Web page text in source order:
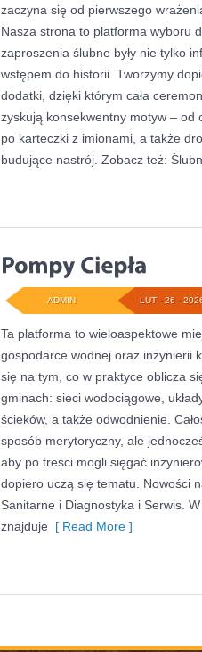
zaczyna się od pierwszego
Nasza strona to platforma wyboru
zaproszenia ślubne były nie tylko
wstępem do historii. Tworzymy
dodatki, dzięki którym cała
zyskują konsekwentny motyw – od
po karteczki z imionami, a także
budujące nastrój. Zobacz też:
LUT - 26 -
ADMIN
Ta platforma to wieloaspektowe
gospodarce wodnej oraz inżynierii
się na tym, co w praktyce oblicza
gminach: sieci wodociągowe,
ścieków, a także odwodnienie.
sposób merytoryczny, ale
aby po treści mogli sięgać
dopiero uczą się tematu. Nowości
Sanitarne i Diagnostyka i Serwis.
znajduje [ Read More ]